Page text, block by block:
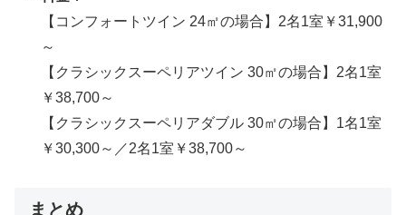
【コンフォートツイン 24㎡の場合】2名1室￥31,900
～
【クラシックスーペリアツイン 30㎡の場合】2名1室
￥38,700～
【クラシックスーペリアダブル 30㎡の場合】1名1室
￥30,300～／2名1室￥38,700～
まとめ